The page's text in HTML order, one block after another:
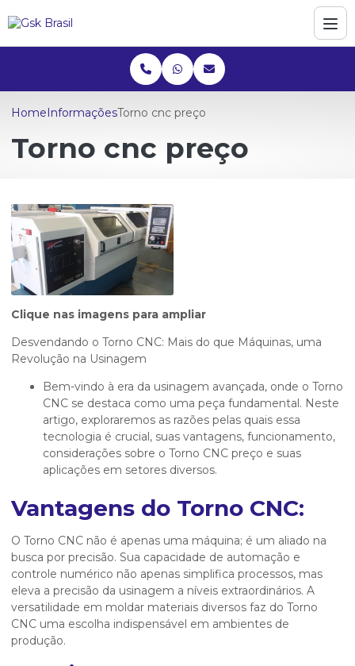
HomeInformaçõesTorno cnc preço
Torno cnc preço
Clique nas imagens para ampliar
Desvendando o Torno CNC: Mais do que Máquinas, uma
Revolução na Usinagem
Bem-vindo à era da usinagem avançada, onde o Torno
CNC se destaca como uma peça fundamental. Neste
artigo, exploraremos as razões pelas quais essa
tecnologia é crucial, suas vantagens, funcionamento,
considerações sobre o Torno CNC preço e suas
aplicações em setores diversos.
Vantagens do Torno CNC:
O Torno CNC não é apenas uma máquina; é um aliado na
busca por precisão. Sua capacidade de automação e
controle numérico não apenas simplifica processos, mas
eleva a precisão da usinagem a níveis extraordinários. A
versatilidade em moldar materiais diversos faz do Torno
CNC uma escolha indispensável em ambientes de
produção.